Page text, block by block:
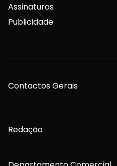
Assinaturas
Publicidade
Contactos Gerais
Redação